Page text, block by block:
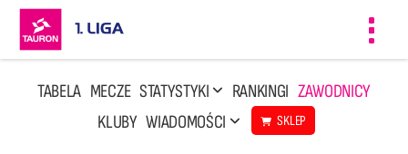
TABELA MECZE STATYSTYKI RANKINGI ZAWODNICY
KLUBY WIADOMOŚCI SKLEP